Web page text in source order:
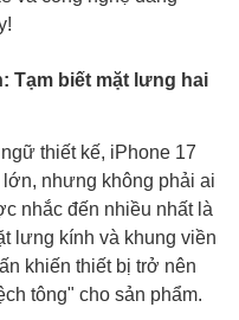
Tạm biết mặt lưng hai
thiết kế, iPhone 17
nhưng không phải ai
nhắc đến nhiều nhất là
lưng kính và khung viền
khiến thiết bị trở nên
tông" cho sản phẩm.